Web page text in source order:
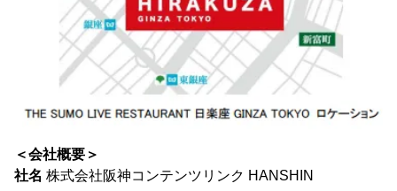
＜会社概要＞
社名 株式会社阪神コンテンツリンク HANSHIN